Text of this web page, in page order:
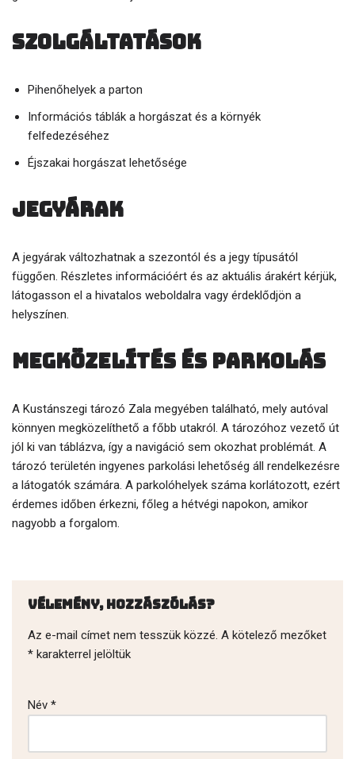
Szolgáltatások
Pihenőhelyek a parton
Információs táblák a horgászat és a környék
felfedezéséhez
Éjszakai horgászat lehetősége
Jegyárak
A jegyárak változhatnak a szezontól és a jegy típusától
függően. Részletes információért és az aktuális árakért kérjük,
látogasson el a hivatalos weboldalra vagy érdeklődjön a
helyszínen.
Megközelítés és parkolás
A Kustánszegi tározó Zala megyében található, mely autóval
könnyen megközelíthető a főbb utakról. A tározóhoz vezető út
jól ki van táblázva, így a navigáció sem okozhat problémát. A
tározó területén ingyenes parkolási lehetőség áll rendelkezésre
a látogatók számára. A parkolóhelyek száma korlátozott, ezért
érdemes időben érkezni, főleg a hétvégi napokon, amikor
nagyobb a forgalom.
Vélemény, hozzászólás?
Az e-mail címet nem tesszük közzé. A kötelező mezőket
* karakterrel jelöltük
Név *